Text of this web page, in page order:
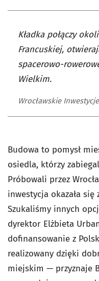
Kładka połączy
Francuskiej,
spacerowo-
Wielkim.
Wrocławskie Inwestycje
Budowa to pomysł
osiedla, którzy
Próbowali przez
inwestycja okazała się
Szukaliśmy innych
dyrektor Elżbieta
dofinansowanie z
realizowany dzięki
miejskim — przyznaje